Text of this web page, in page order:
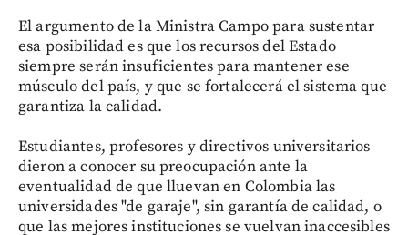
El argumento de la Ministra Campo para sustentar
esa posibilidad es que los recursos del Estado
siempre serán insuficientes para mantener ese
músculo del país, y que se fortalecerá el sistema que
garantiza la calidad.
Estudiantes, profesores y directivos universitarios
dieron a conocer su preocupación ante la
eventualidad de que lluevan en Colombia las
universidades "de garaje", sin garantía de calidad, o
que las mejores instituciones se vuelvan inaccesibles